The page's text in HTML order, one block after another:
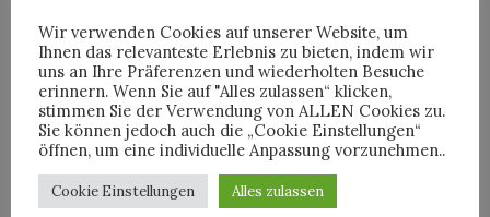
INTERVIEWS
TRIXIE MATTEL IM
INTERVIEW
Wir verwenden Cookies auf unserer Website, um
Ihnen das relevanteste Erlebnis zu bieten, indem wir
uns an Ihre Präferenzen und wiederholten Besuche
erinnern. Wenn Sie auf "Alles zulassen“ klicken,
stimmen Sie der Verwendung von ALLEN Cookies zu.
Sie können jedoch auch die „Cookie Einstellungen“
öffnen, um eine individuelle Anpassung vorzunehmen..
Cookie Einstellungen Alles zulassen